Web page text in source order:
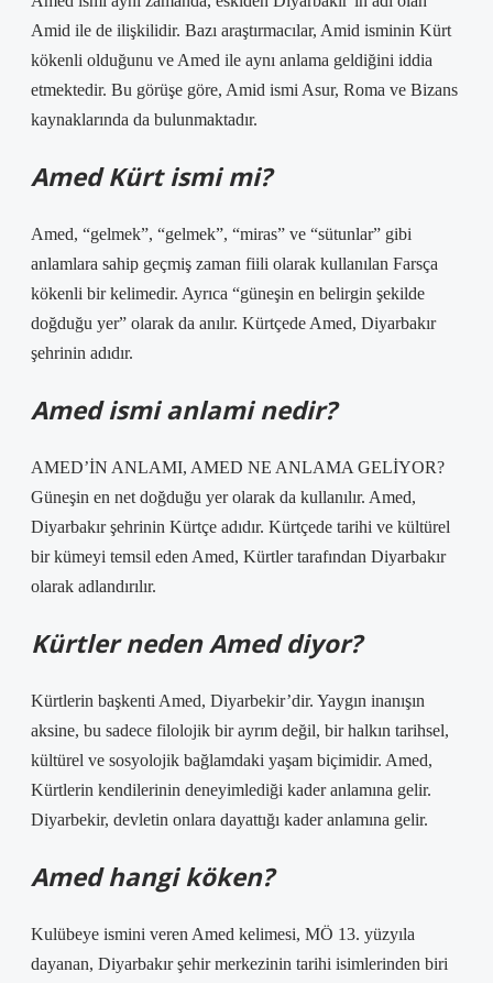
Amid ile de ilişkilidir. Bazı araştırmacılar, Amid isminin Kürt
kökenli olduğunu ve Amed ile aynı anlama geldiğini iddia
etmektedir. Bu görüşe göre, Amid ismi Asur, Roma ve Bizans
kaynaklarında da bulunmaktadır.
Amed Kürt ismi mi?
Amed, “gelmek”, “gelmek”, “miras” ve “sütunlar” gibi
anlamlara sahip geçmiş zaman fiili olarak kullanılan Farsça
kökenli bir kelimedir. Ayrıca “güneşin en belirgin şekilde
doğduğu yer” olarak da anılır. Kürtçede Amed, Diyarbakır
şehrinin adıdır.
Amed ismi anlami nedir?
AMED’İN ANLAMI, AMED NE ANLAMA GELİYOR?
Güneşin en net doğduğu yer olarak da kullanılır. Amed,
Diyarbakır şehrinin Kürtçe adıdır. Kürtçede tarihi ve kültürel
bir kümeyi temsil eden Amed, Kürtler tarafından Diyarbakır
olarak adlandırılır.
Kürtler neden Amed diyor?
Kürtlerin başkenti Amed, Diyarbekir’dir. Yaygın inanışın
aksine, bu sadece filolojik bir ayrım değil, bir halkın tarihsel,
kültürel ve sosyolojik bağlamdaki yaşam biçimidir. Amed,
Kürtlerin kendilerinin deneyimlediği kader anlamına gelir.
Diyarbekir, devletin onlara dayattığı kader anlamına gelir.
Amed hangi köken?
Kulübeye ismini veren Amed kelimesi, MÖ 13. yüzyıla
dayanan, Diyarbakır şehir merkezinin tarihi isimlerinden biri